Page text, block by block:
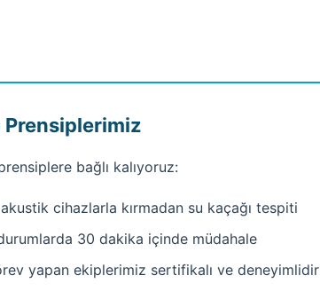
Prensiplerimiz
bağlı kalıyoruz:
cihazlarla kırmadan su kaçağı tespiti
30 dakika içinde müdahale
yapan ekiplerimiz sertifikalı ve deneyimlidir